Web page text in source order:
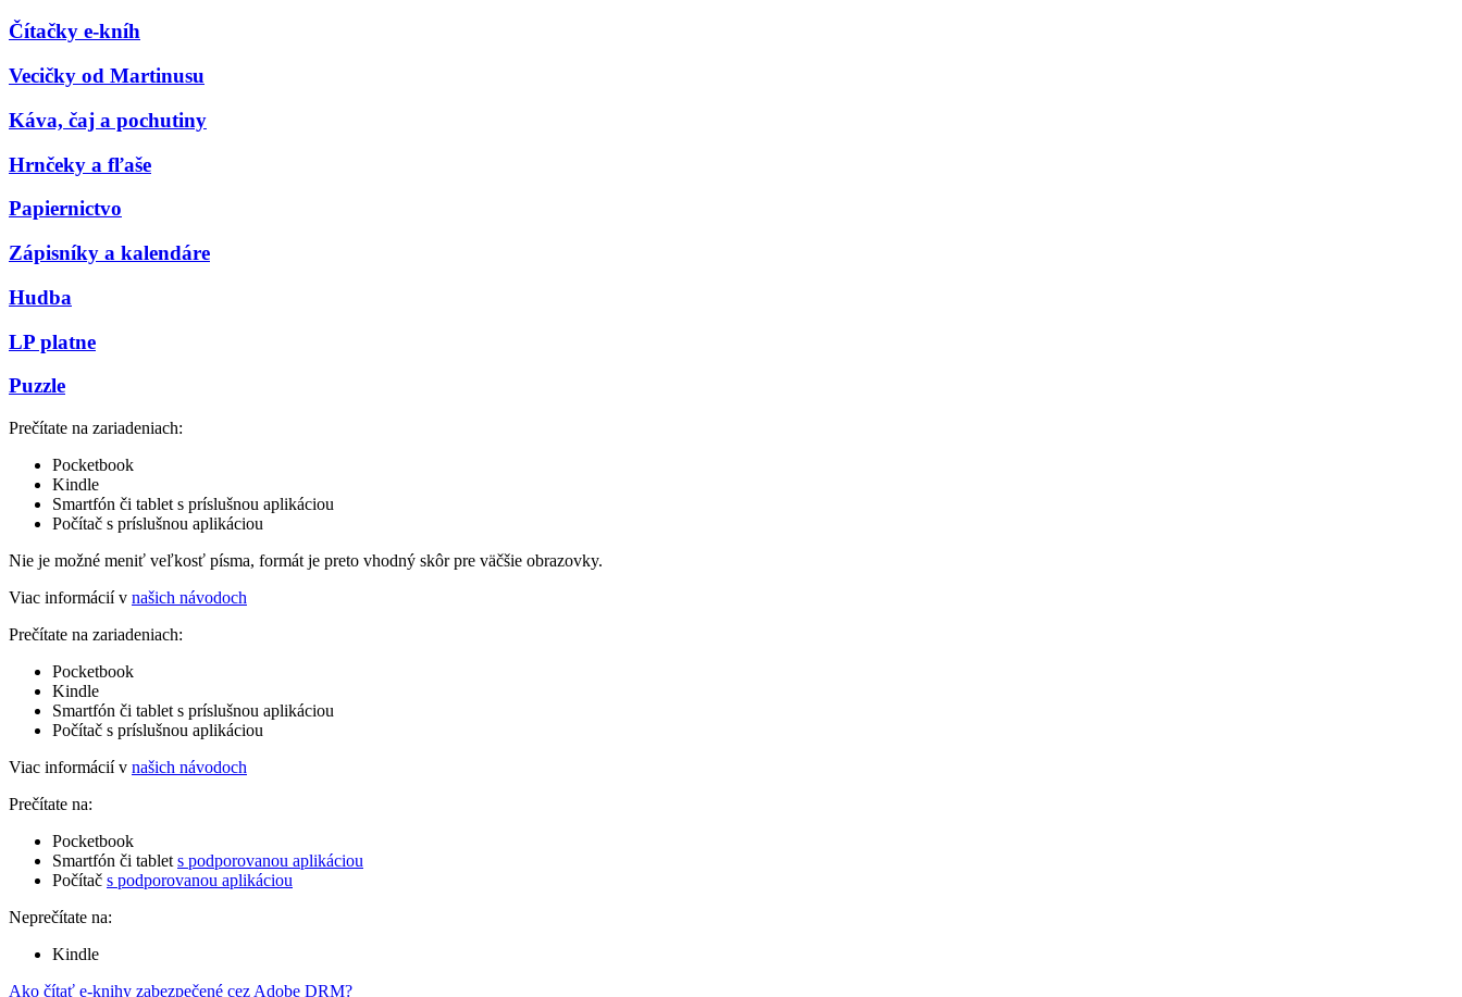
Čítačky e-kníh
Vecičky od Martinusu
Káva, čaj a pochutiny
Hrnčeky a fľaše
Papiernictvo
Zápisníky a kalendáre
Hudba
LP platne
Puzzle
Prečítate na zariadeniach:
Pocketbook
Kindle
Smartfón či tablet s príslušnou aplikáciou
Počítač s príslušnou aplikáciou
Nie je možné meniť veľkosť písma, formát je preto vhodný skôr pre väčšie obrazovky.
Viac informácií v našich návodoch
Prečítate na zariadeniach:
Pocketbook
Kindle
Smartfón či tablet s príslušnou aplikáciou
Počítač s príslušnou aplikáciou
Viac informácií v našich návodoch
Prečítate na:
Pocketbook
Smartfón či tablet s podporovanou aplikáciou
Počítač s podporovanou aplikáciou
Neprečítate na:
Kindle
Ako čítať e-knihy zabezpečené cez Adobe DRM?